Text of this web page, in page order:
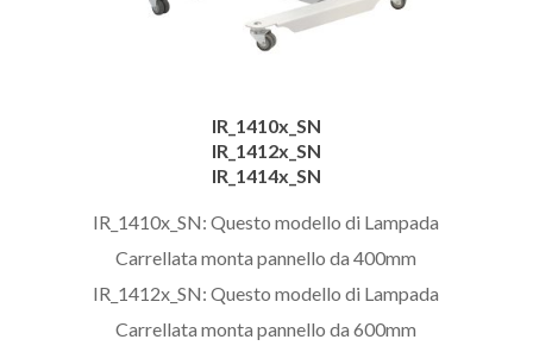
IR_1410x_SN
IR_1412x_SN
IR_1414x_SN
IR_1410x_SN: Questo modello di Lampada
Carrellata monta pannello da 400mm
IR_1412x_SN: Questo modello di Lampada
Carrellata monta pannello da 600mm